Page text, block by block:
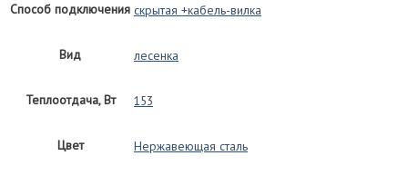
Способ подключения скрытая +кабель-вилка
Вид лесенка
Теплоотдача, Вт 153
Цвет Нержавеющая сталь